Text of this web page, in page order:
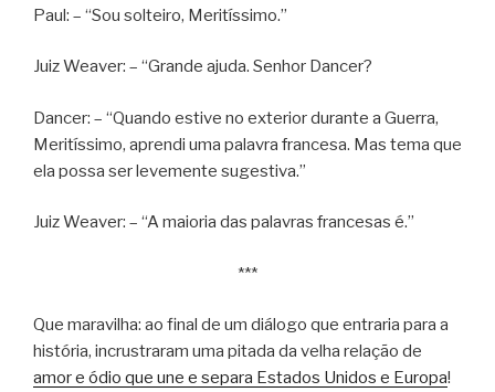
Paul: – “Sou solteiro, Meritíssimo.”
Juiz Weaver: – “Grande ajuda. Senhor Dancer?
Dancer: – “Quando estive no exterior durante a Guerra,
Meritíssimo, aprendi uma palavra francesa. Mas tema que
ela possa ser levemente sugestiva.”
Juiz Weaver: – “A maioria das palavras francesas é.”
***
Que maravilha: ao final de um diálogo que entraria para a
história, incrustraram uma pitada da velha relação de
amor e ódio que une e separa Estados Unidos e Europa!